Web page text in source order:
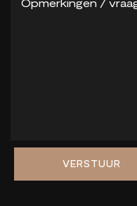
VERSTUUR